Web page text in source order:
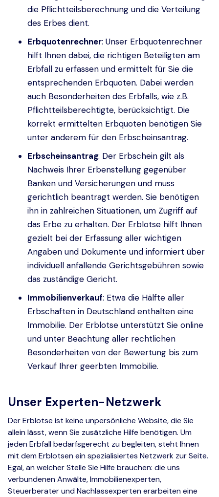
die Pflichtteilsberechnung und die Verteilung
des Erbes dient.
Erbquotenrechner: Unser Erbquotenrechner
hilft Ihnen dabei, die richtigen Beteiligten am
Erbfall zu erfassen und ermittelt für Sie die
entsprechenden Erbquoten. Dabei werden
auch Besonderheiten des Erbfalls, wie z.B.
Pflichtteilsberechtigte, berücksichtigt. Die
korrekt ermittelten Erbquoten benötigen Sie
unter anderem für den Erbscheinsantrag.
Erbscheinsantrag: Der Erbschein gilt als
Nachweis Ihrer Erbenstellung gegenüber
Banken und Versicherungen und muss
gerichtlich beantragt werden. Sie benötigen
ihn in zahlreichen Situationen, um Zugriff auf
das Erbe zu erhalten. Der Erblotse hilft Ihnen
gezielt bei der Erfassung aller wichtigen
Angaben und Dokumente und informiert über
individuell anfallende Gerichtsgebühren sowie
das zuständige Gericht.
Immobilienverkauf: Etwa die Hälfte aller
Erbschaften in Deutschland enthalten eine
Immobilie. Der Erblotse unterstützt Sie online
und unter Beachtung aller rechtlichen
Besonderheiten von der Bewertung bis zum
Verkauf Ihrer geerbten Immobilie.
Unser Experten-Netzwerk
Der Erblotse ist keine unpersönliche Website, die Sie
allein lässt, wenn Sie zusätzliche Hilfe benötigen. Um
jeden Erbfall bedarfsgerecht zu begleiten, steht Ihnen
mit dem Erblotsen ein spezialisiertes Netzwerk zur Seite.
Egal, an welcher Stelle Sie Hilfe brauchen: die uns
verbundenen Anwälte, Immobilienexperten,
Steuerberater und Nachlassexperten erarbeiten eine